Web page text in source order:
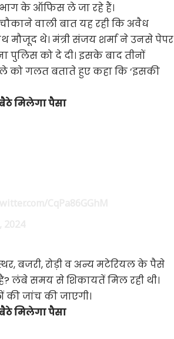
के ऑफिस ले जा रहे हैं।
वाली बात यह रही कि अवैध
मौजूद थे। मंत्री संजय शर्मा ने उनसे पेपर
पुलिस को दे दी। इसके बाद तीनों
को गलत बताते हुए कहा कि ‘इसकी
मिलेगा पैसा
बजरी, रोड़ी व अन्य मटेरियल के पैसे
लंबे समय से शिकायतें मिल रही थी।
की जांच की जाएगी।
मिलेगा पैसा